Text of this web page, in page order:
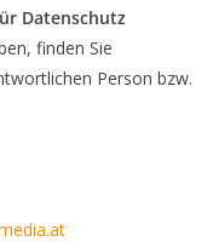
Datenschutz
finden Sie
Person bzw.